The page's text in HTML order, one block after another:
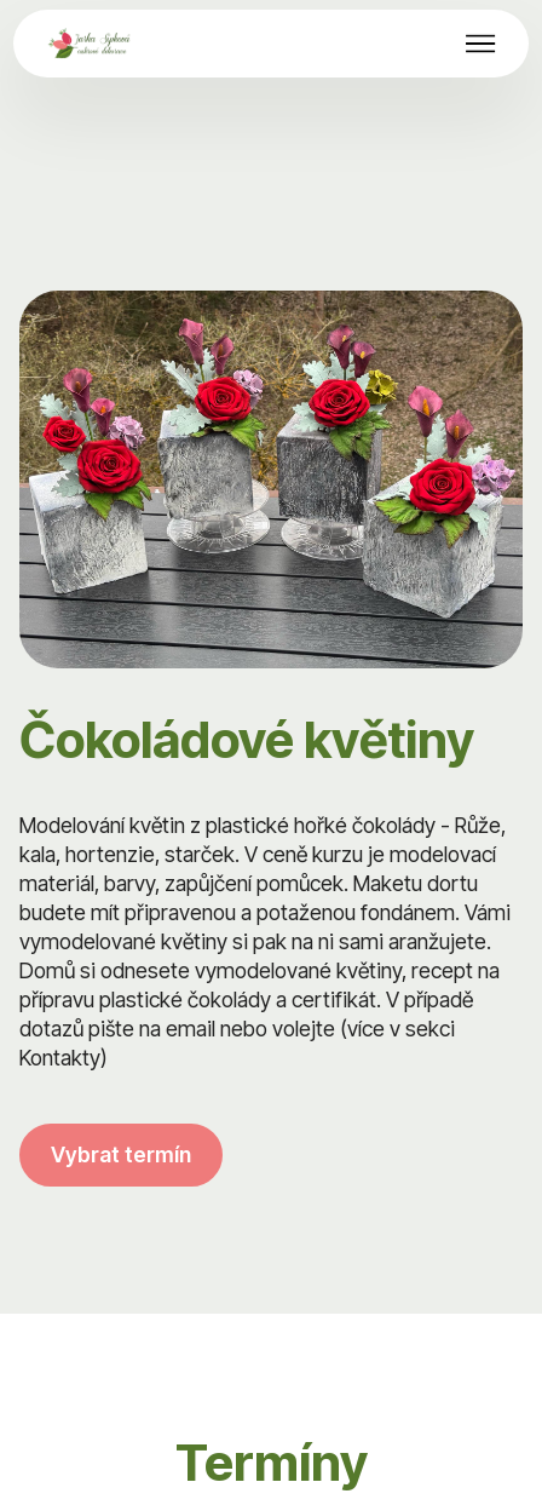
Čokoládové květiny
Modelování květin z plastické hořké čokolády - Růže,
kala, hortenzie, starček. V ceně kurzu je modelovací
materiál, barvy, zapůjčení pomůcek. Maketu dortu
budete mít připravenou a potaženou fondánem. Vámi
vymodelované květiny si pak na ni sami aranžujete.
Domů si odnesete vymodelované květiny, recept na
přípravu plastické čokolády a certifikát. V případě
dotazů pište na email nebo volejte (více v sekci
Kontakty)
Vybrat termín
Termíny